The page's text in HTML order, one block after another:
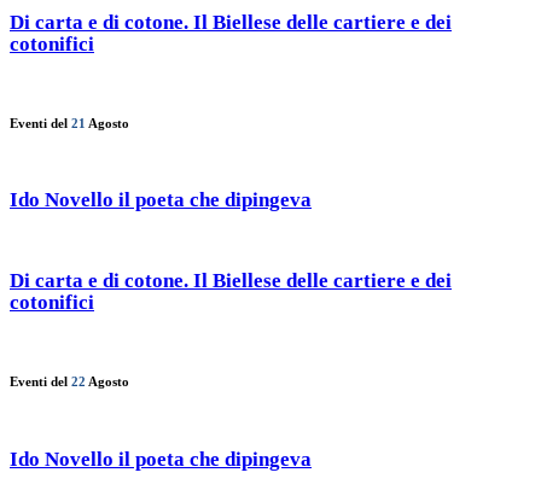
Di carta e di cotone. Il Biellese delle cartiere e dei
cotonifici
Eventi del 21 Agosto
Ido Novello il poeta che dipingeva
Di carta e di cotone. Il Biellese delle cartiere e dei
cotonifici
Eventi del 22 Agosto
Ido Novello il poeta che dipingeva